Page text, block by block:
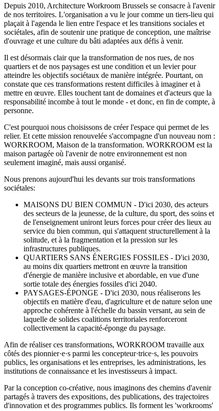
Depuis 2010, Architecture Workroom Brussels se consacre à l'avenir
de nos territoires. L'organisation a vu le jour comme un tiers-lieu qui
plaçait à l'agenda le lien entre l'espace et les transitions sociales et
sociétales, afin de soutenir une pratique de conception, une maîtrise
d'ouvrage et une culture du bâti adaptées aux défis à venir.
Il est désormais clair que la transformation de nos rues, de nos
quartiers et de nos paysages est une condition et un levier pour
atteindre les objectifs sociétaux de manière intégrée. Pourtant, on
constate que ces transformations restent difficiles à imaginer et à
mettre en œuvre. Elles touchent tant de domaines et d'acteurs que la
responsabilité incombe à tout le monde - et donc, en fin de compte, à
personne.
C'est pourquoi nous choisissons de créer l'espace qui permet de les
relier. Et cette mission renouvelée s'accompagne d'un nouveau nom :
WORKROOM, Maison de la transformation. WORKROOM est la
maison partagée où l'avenir de notre environnement est non
seulement imaginé, mais aussi organisé.
Nous prenons aujourd'hui les devants sur trois transformations
sociétales:
MAISONS DU BIEN COMMUN - D'ici 2030, des acteurs
des secteurs de la jeunesse, de la culture, du sport, des soins et
de l'enseignement uniront leurs forces pour créer des lieux au
service du bien commun, qui s'attaquent structurellement à la
solitude, et à la fragmentation et la pression sur les
infrastructures publiques.
QUARTIERS SANS ÉNERGIES FOSSILES - D'ici 2030,
au moins dix quartiers mettront en œuvre la transition
d'énergie de manière inclusive et abordable, en vue d'une
sortie totale des énergies fossiles d'ici 2040.
PAYSAGES-ÉPONGE - D'ici 2030, nous réaliserons les
objectifs en matière d'eau, d'agriculture et de nature selon une
approche cohérente à l'échelle du bassin versant, au sein de
laquelle de solides coalitions territoriales renforceront
collectivement la capacité-éponge du paysage.
Afin de réaliser ces transformations, WORKROOM travaille aux
côtés des pionnier·e·s parmi les concepteur·trice·s, les pouvoirs
publics, les organisations et les entreprises, les administrations, les
institutions de connaissance et les investisseurs à impact.
Par la conception co-créative, nous imaginons des chemins d'avenir
partagés à travers des expositions, des publications, des trajectoires
d'innovation et des programmes publics. Ils forment les 'workrooms'